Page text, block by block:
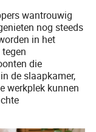
wantrouwig
nog steeds
in het
die
de slaapkamer,
werkplek kunnen